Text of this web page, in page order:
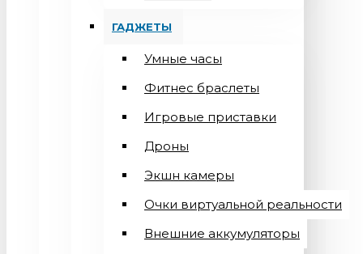
ГАДЖЕТЫ
Умные часы
Фитнес браслеты
Игровые приставки
Дроны
Экшн камеры
Очки виртуальной реальности
Внешние аккумуляторы